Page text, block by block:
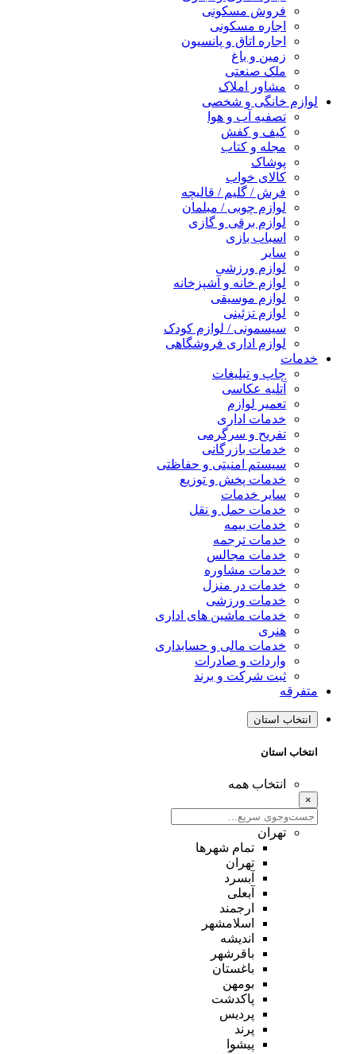
فروش مسکونی
اجاره مسکونی
اجاره اتاق و پانسیون
زمین و باغ
ملک صنعتی
مشاور املاک
لوازم خانگی و شخصی
تصفیه آب و هوا
کیف و کفش
مجله و کتاب
پوشاک
کالای خواب
فرش / گلیم / قالیچه
لوازم چوبی / مبلمان
لوازم برقی و گازی
اسباب بازی
سایر
لوازم ورزشی
لوازم خانه و آشپزخانه
لوازم موسیقی
لوازم تزئینی
سیسمونی / لوازم کودک
لوازم اداری فروشگاهی
خدمات
چاپ و تبلیغات
آتلیه عکاسی
تعمیر لوازم
خدمات اداری
تفریح و سرگرمی
خدمات بازرگانی
سیستم امنیتی و حفاظتی
خدمات پخش و توزیع
سایر خدمات
خدمات حمل و نقل
خدمات بیمه
خدمات ترجمه
خدمات مجالس
خدمات مشاوره
خدمات در منزل
خدمات ورزشی
خدمات ماشین های اداری
هنری
خدمات مالی و حسابداری
واردات و صادرات
ثبت شرکت و برند
متفرقه
انتخاب استان
انتخاب استان
انتخاب همه
×
تهران
تمام شهر‌ها
تهران
آبسرد
آبعلی
ارجمند
اسلامشهر
اندیشه
باقرشهر
باغستان
بومهن
پاکدشت
پردیس
پرند
پیشوا